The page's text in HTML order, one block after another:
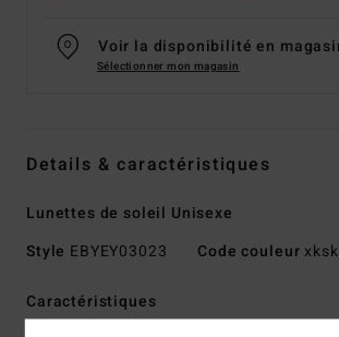
Voir la disponibilité en
Sélectionner mon magasin
Details & caractéristiques
Lunettes de soleil Unisexe
Style EBYEY03023 Code couleurxksk
Caractéristiques